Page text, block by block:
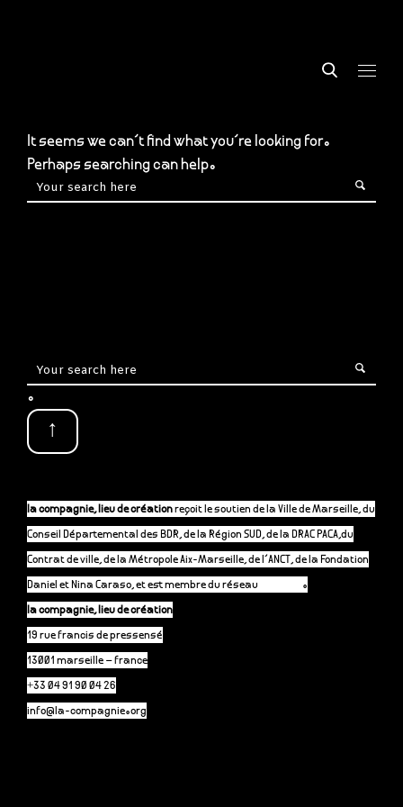
It seems we can’t find what you’re looking for.
Perhaps searching can help.
.
↑
la compagnie, lieu de créationreçoit le soutien de la Ville de Marseille, du
Conseil Départemental des BDR, de la Région SUD, de la DRAC PACA,du
Contrat de ville, de la Métropole Aix-Marseille, de l’ANCT, de la Fondation
Daniel et Nina Caraso, et est membre du réseau .
la compagnie, lieu de création
19 rue francis de pressensé
13001 marseille – france
+33 04 91 90 04 26
info@la-compagnie.org